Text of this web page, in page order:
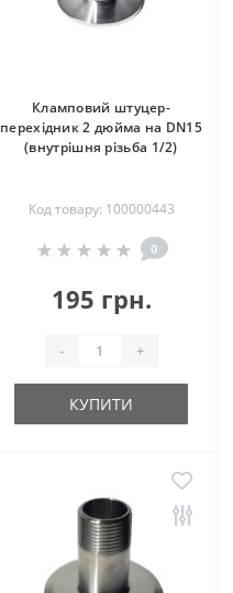
Кламповий штуцер-
перехідник 2 дюйма на DN15
(внутрішня різьба 1/2)
Код товару: 100000443
0
195 грн.
- +
КУПИТИ